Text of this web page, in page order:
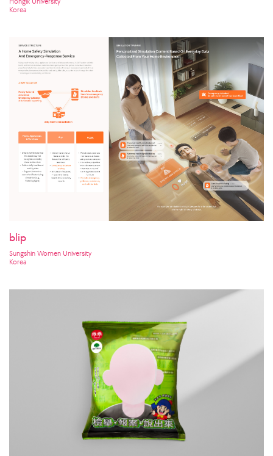
Korea
blip
Sungshin Women University
Korea